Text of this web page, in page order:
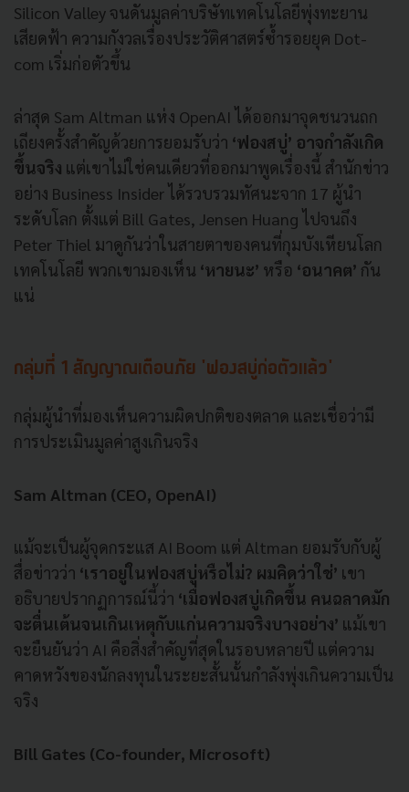
Silicon Valley จนดันมูลค่าบริษัทเทคโนโลยีพุ่งทะยาน
เสียดฟ้า ความกังวลเรื่องประวัติศาสตร์ซ้ำรอยยุค Dot-
com เริ่มก่อตัวขึ้น
ล่าสุด Sam Altman แห่ง OpenAI ได้ออกมาจุดชนวนถก
เถียงครั้งสำคัญด้วยการยอมรับว่า ‘ฟองสบู่’ อาจกำลังเกิด
ขึ้นจริง แต่เขาไม่ใช่คนเดียวที่ออกมาพูดเรื่องนี้ สำนักข่าว
อย่าง Business Insider ได้รวบรวมทัศนะจาก 17 ผู้นำ
ระดับโลก ตั้งแต่ Bill Gates, Jensen Huang ไปจนถึง
Peter Thiel มาดูกันว่าในสายตาของคนที่กุมบังเหียนโลก
เทคโนโลยี พวกเขามองเห็น ‘หายนะ’ หรือ ‘อนาคต’ กัน
แน่
กลุ่มที่ 1 สัญญาณเตือนภัย 'ฟองสบู่ก่อตัวแล้ว'
กลุ่มผู้นำที่มองเห็นความผิดปกติของตลาด และเชื่อว่ามี
การประเมินมูลค่าสูงเกินจริง
Sam Altman (CEO, OpenAI)
แม้จะเป็นผู้จุดกระแส AI Boom แต่ Altman ยอมรับกับผู้
สื่อข่าวว่า ‘เราอยู่ในฟองสบู่หรือไม่? ผมคิดว่าใช่’ เขา
อธิบายปรากฏการณ์นี้ว่า ‘เมื่อฟองสบู่เกิดขึ้น คนฉลาดมัก
จะตื่นเต้นจนเกินเหตุกับแก่นความจริงบางอย่าง’ แม้เขา
จะยืนยันว่า AI คือสิ่งสำคัญที่สุดในรอบหลายปี แต่ความ
คาดหวังของนักลงทุนในระยะสั้นนั้นกำลังพุ่งเกินความเป็น
จริง
Bill Gates (Co-founder, Microsoft)